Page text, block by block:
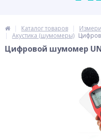
Каталог товаров
Акустика (шумомеры)
Цифровой шумомер